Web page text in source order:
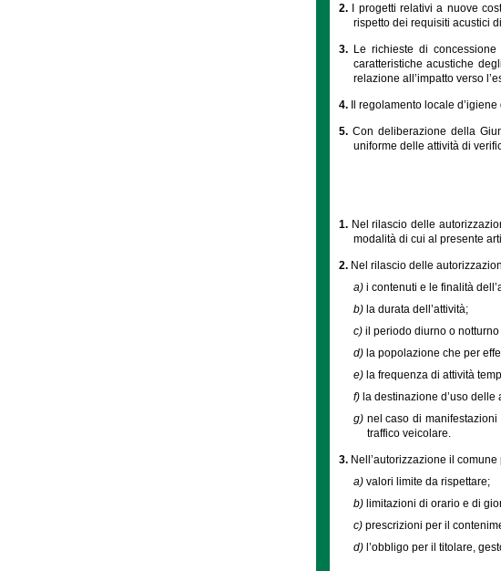
2.
I progetti relativi a nuove
rispetto dei requisiti acustici
3. Le richieste di
caratteristiche acustiche
relazione all’impatto verso
4. Il regolamento locale
5. Con deliberazione della
uniforme delle attività di
1. Nel rilascio delle
modalità di cui al presente
2. Nel rilascio delle
a) i contenuti e le finalità
b) la durata dell’attività;
c) il periodo diurno o notturno
d) la popolazione che per
e) la frequenza di attività
f) la destinazione d’uso
g) nel caso di
traffico veicolare.
3. Nell’autorizzazione il
a) valori limite da rispettare;
b) limitazioni di orario e di
c) prescrizioni per il
d) l’obbligo per il titolare,